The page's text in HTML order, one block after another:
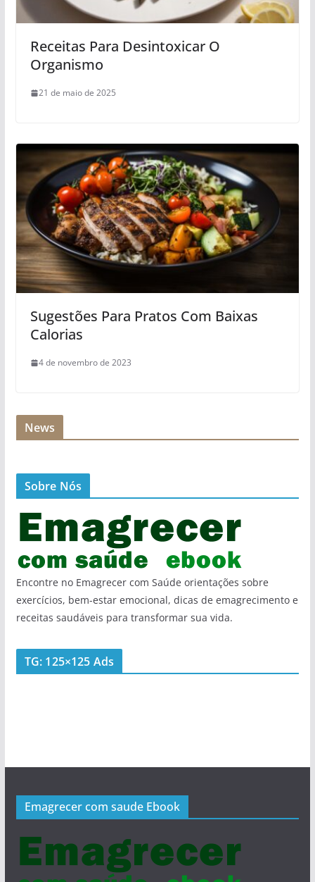
Receitas Para Desintoxicar O
Organismo
21 de maio de 2025
Sugestões Para Pratos Com Baixas
Calorias
4 de novembro de 2023
News
Sobre Nós
Encontre no Emagrecer com Saúde orientações sobre
exercícios, bem-estar emocional, dicas de emagrecimento e
receitas saudáveis para transformar sua vida.
TG: 125×125 Ads
Emagrecer com saude Ebook